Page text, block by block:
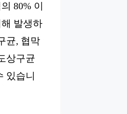
80% 이
발생하
균, 협막
상구균
있습니